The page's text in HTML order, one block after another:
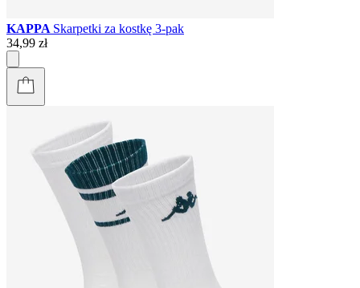
KAPPA Skarpetki za kostkę 3-pak
34,99 zł